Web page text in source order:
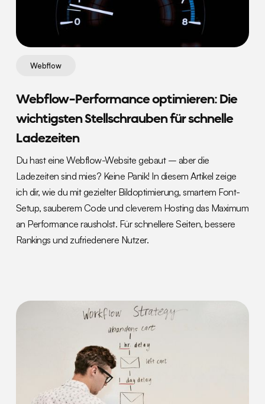
Webflow
Webflow-Performance optimieren: Die
wichtigsten Stellschrauben für schnelle
Ladezeiten
Du hast eine Webflow-Website gebaut – aber die
Ladezeiten sind mies? Keine Panik! In diesem Artikel zeige
ich dir, wie du mit gezielter Bildoptimierung, smartem Font-
Setup, sauberem Code und cleverem Hosting das Maximum
an Performance rausholst. Für schnellere Seiten, bessere
Rankings und zufriedenere Nutzer.